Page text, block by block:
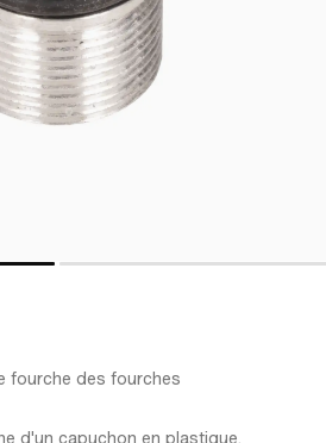
fourche des fourches
d'un capuchon en plastique.